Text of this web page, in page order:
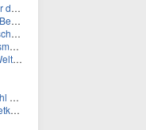
Wie viele Sportlerinnen nehmen an der Tour de Femmes teil?